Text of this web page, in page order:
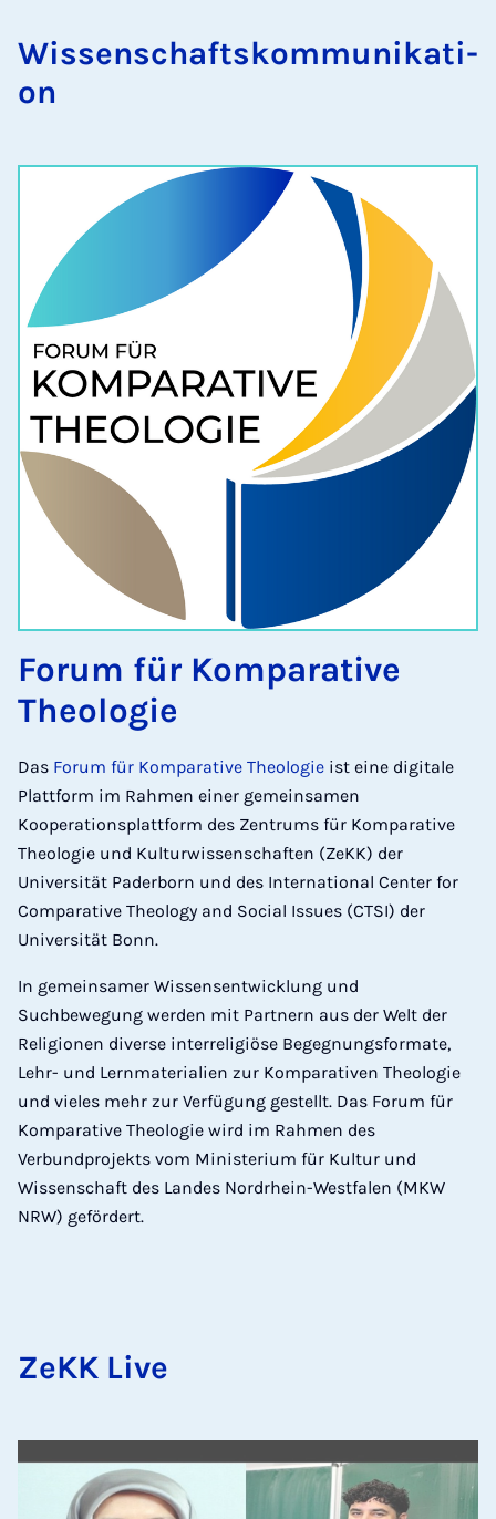
Wis­sen­schafts­kom­mu­ni­ka­ti­
on
Forum für Komparative
Theologie
Das Forum für Komparative Theologie ist eine digitale
Plattform im Rahmen einer gemeinsamen
Kooperationsplattform des Zentrums für Komparative
Theologie und Kulturwissenschaften (ZeKK) der
Universität Paderborn und des International Center for
Comparative Theology and Social Issues (CTSI) der
Universität Bonn.
In gemeinsamer Wissensentwicklung und
Suchbewegung werden mit Partnern aus der Welt der
Religionen diverse interreligiöse Begegnungsformate,
Lehr- und Lernmaterialien zur Komparativen Theologie
und vieles mehr zur Verfügung gestellt. Das Forum für
Komparative Theologie wird im Rahmen des
Verbundprojekts vom Ministerium für Kultur und
Wissenschaft des Landes Nordrhein-Westfalen (MKW
NRW) gefördert.
ZeKK Live